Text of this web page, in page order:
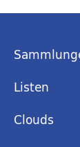
Listen
Clouds